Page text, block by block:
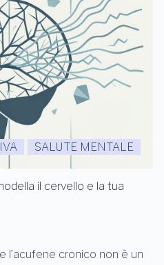
SALUTE MENTALE
il cervello e la tua
l’acufene cronico non è un